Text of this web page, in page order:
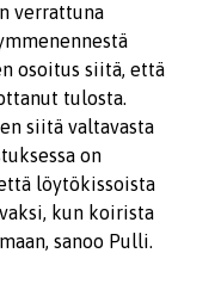
verrattuna
osoitus siitä, että
tulosta.
siitä valtavasta
on
löytökissoista
kun koirista
sanoo Pulli.